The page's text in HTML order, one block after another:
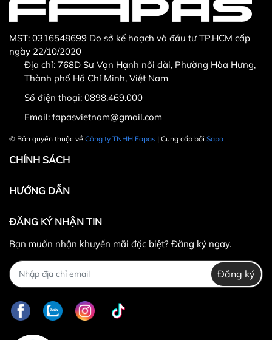
Hotline CSKH: 090 376 9205
Fanpage:FACEBOOK.COM/FAPAS.VN
MST: 0316548699 Do sở kế hoạch và đầu tư TP.HCM cấp
ngày 22/10/2020
Địa chỉ: 768D Sư Vạn Hạnh nối dài, Phường Hòa Hưng,
Thành phố Hồ Chí Minh, Việt Nam
Số điện thoại: 0898.469.000
Email: fapasvietnam@gmail.com
© Bản quyền thuộc về Công ty TNHH Fapas | Cung cấp bởi Sapo
CHÍNH SÁCH
HƯỚNG DẪN
ĐĂNG KÝ NHẬN TIN
Bạn muốn nhận khuyến mãi đặc biệt? Đăng ký ngay.
Đăng ký